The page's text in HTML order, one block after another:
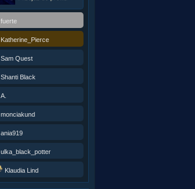
fuerte
Katherine_Pierce
Sam Quest
Shanti Black
A.
monciakund
ania919
ulka_black_potter
Klaudia Lind